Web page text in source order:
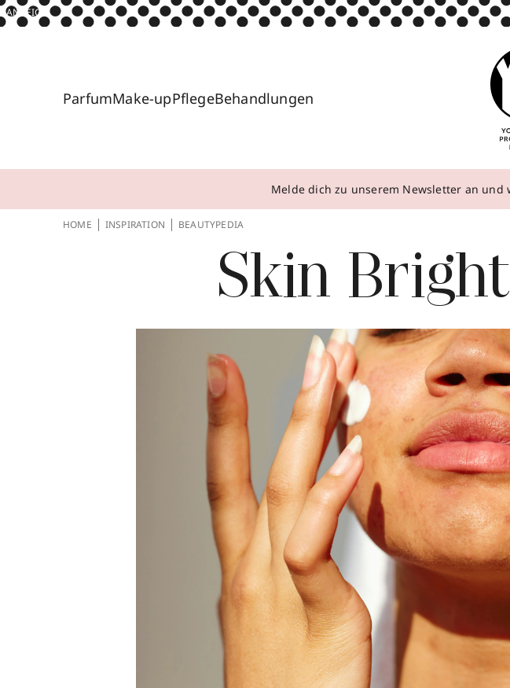
ANZEIGE
ParfumMake-upPflegeBehandlungen
Melde dich zu unserem Newsletter an und
HOME INSPIRATION BEAUTYPEDIA
Skin